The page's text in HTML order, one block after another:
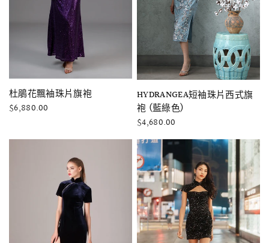
快速瀏覽
杜鵑花飄袖珠片旗袍
$6,880.00
快速瀏覽
HYDRANGEA短袖珠片西式旗
袍 (藍綠色)
$4,680.00